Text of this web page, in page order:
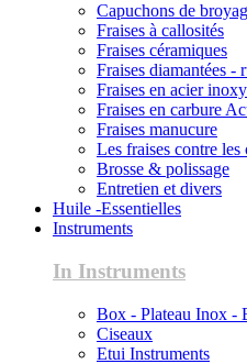
Capuchons de
Fraises à callosités
Fraises céramiques
Fraises diamantées -
Fraises en acier
Fraises en carbure
Fraises manucure
Les fraises contre les
Brosse & polissage
Entretien et divers
Huile -Essentielles
Instruments
In Instruments
Box - Plateau Inox -
Ciseaux
Etui Instruments